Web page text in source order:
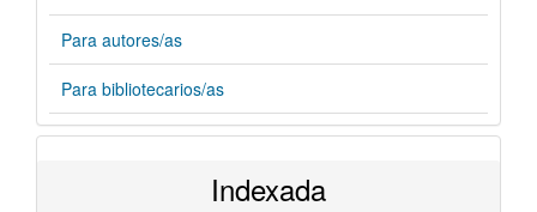
Para autores/as
Para bibliotecarios/as
Indexada